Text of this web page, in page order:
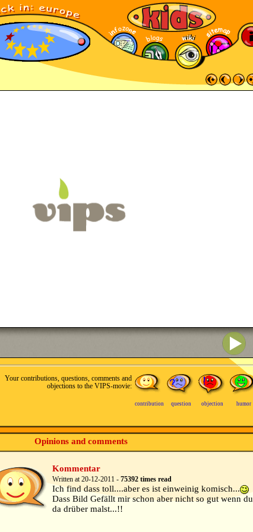
Your contributions, questions, comments and
objections to the VIPS-movie:
contribution question objection humor
Opinions and comments
Kommentar
Written at 20-12-2011 - 75392 times read
Ich find dass toll....aber es ist einweinig komisch...
Dass Bild Gefällt mir schon aber nicht so gut wenn du
da drüber malst...!!